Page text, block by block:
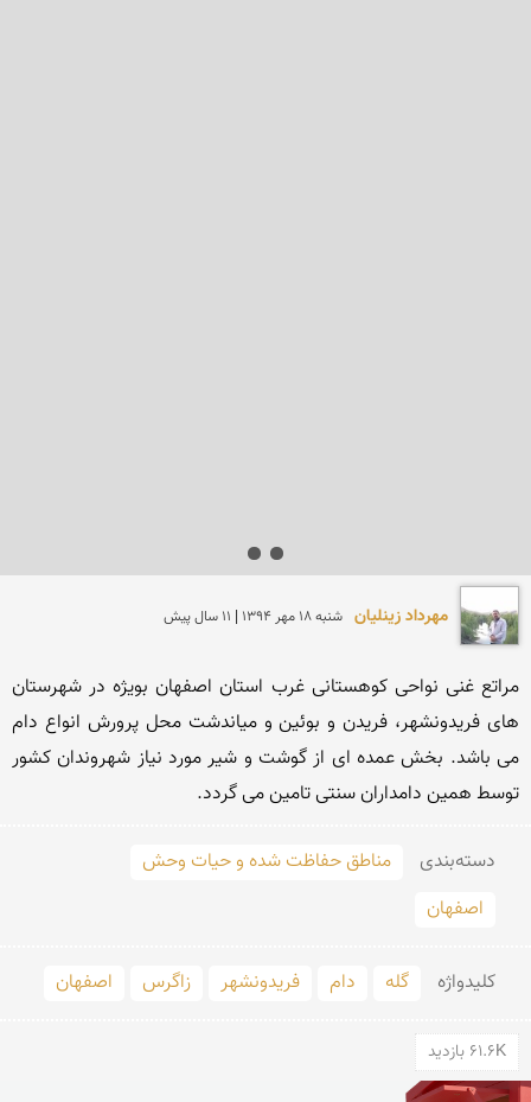
مهرداد زینلیان شنبه 18 مهر 1394 | 11 سال پیش
توسط همین دامداران سنتی تامین می گردد.
دسته‌بندی
مناطق حفاظت شده و حیات وحش
اصفهان
کلید‌واژه گله دام فریدونشهر زاگرس اصفهان
61.6K بازدید